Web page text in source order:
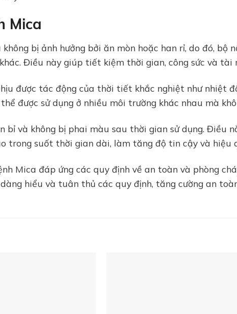
Mica
bị ảnh hưởng bởi ăn mòn hoặc han rỉ, do đó, bộ
Điều này giúp tiết kiệm thời gian, công sức và tài
được tác động của thời tiết khắc nghiệt như nhiệt
được sử dụng ở nhiều môi trường khác nhau mà
bỉ và không bị phai màu sau thời gian sử dụng. Điều
trong suốt thời gian dài, làm tăng độ tin cậy và hiệu
Mica đáp ứng các quy định về an toàn và phòng
hiểu và tuân thủ các quy định, tăng cường an